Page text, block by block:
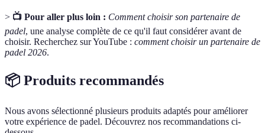
> 📺 Pour aller plus loin : Comment choisir son partenaire de
padel, une analyse complète de ce qu'il faut considérer avant de
choisir. Recherchez sur YouTube : comment choisir un partenaire de
padel 2026.
📦 Produits recommandés
Nous avons sélectionné plusieurs produits adaptés pour améliorer
votre expérience de padel. Découvrez nos recommandations ci-